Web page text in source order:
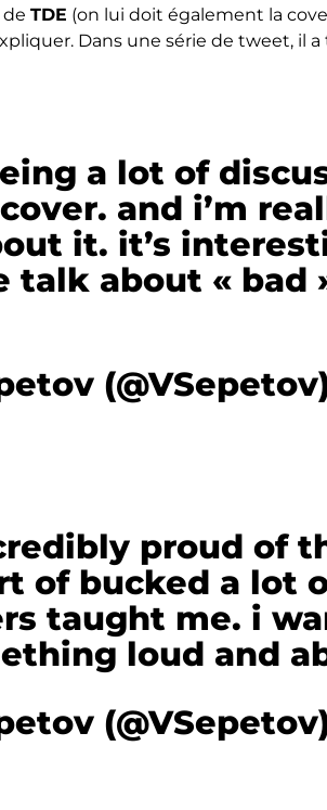
TDE (on lui doit également la
Dans une série de tweet, il a
a lot of
and i’m
it. it’s
talk about « bad
proud of
of bucked a lot
taught me. i
loud and